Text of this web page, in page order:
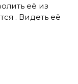
её из
. Видеть её